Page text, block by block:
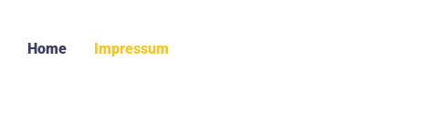
Home Impressum